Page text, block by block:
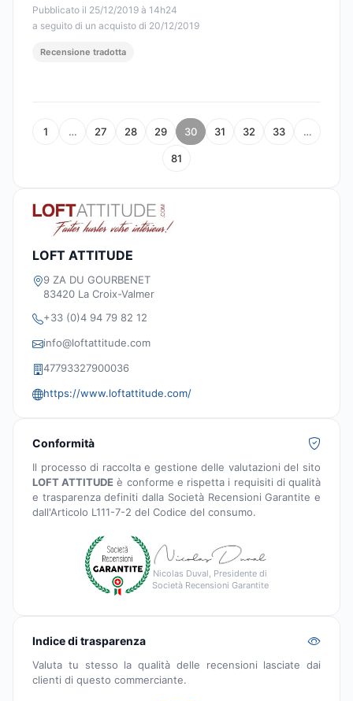
Pubblicato il 25/12/2019 à 14h24
a seguito di un acquisto di 20/12/2019
Recensione tradotta
1 … 27 28 29 30 31 32 33 …
81
LOFT ATTITUDE
9 ZA DU GOURBENET
83420 La Croix-Valmer
+33 (0)4 94 79 82 12
info@loftattitude.com
47793327900036
https://www.loftattitude.com/
Conformità
Il processo di raccolta e gestione delle valutazioni del sito
LOFT ATTITUDE è conforme e rispetta i requisiti di qualità
e trasparenza definiti dalla Società Recensioni Garantite e
dall'Articolo L111-7-2 del Codice del consumo.
Nicolas Duval, Presidente di
Società Recensioni Garantite
Indice di trasparenza
Valuta tu stesso la qualità delle recensioni lasciate dai
clienti di questo commerciante.